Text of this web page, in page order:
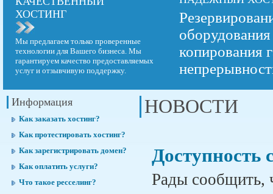
ХОСТИНГ
Мы предлагаем только проверенные
технологии для Вашего бизнеса. Мы
гарантируем качество предоставляемых
услуг и отзывчивую поддержку.
копирования
Информация
Как заказать хостинг?
Как протестировать хостинг?
Как зарегистрировать домен?
Как оплатить услуги?
Что такое ресселинг?
НОВОСТИ
Доступность
Рады сообщить,